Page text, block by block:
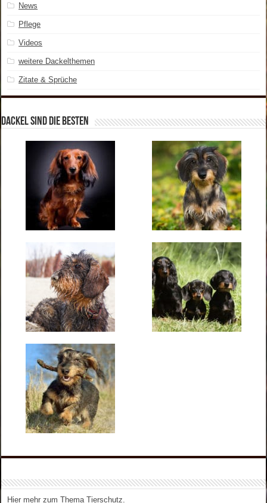
News
Pflege
Videos
weitere Dackelthemen
Zitate & Sprüche
Dackel sind die Besten
Hier mehr zum Thema Tierschutz